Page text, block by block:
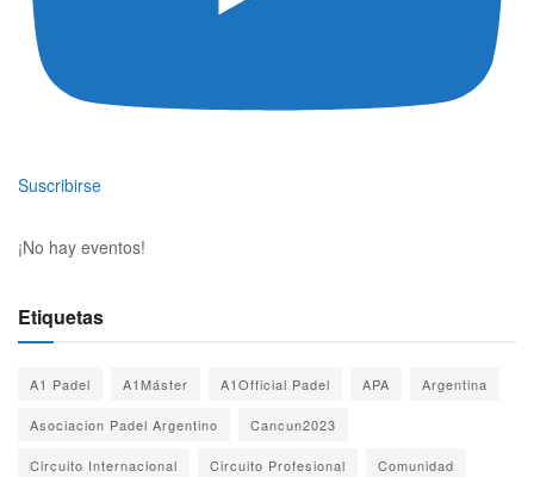
Suscribirse
¡No hay eventos!
Etiquetas
A1 Padel A1Máster A1Official Padel APA Argentina
Asociacion Padel Argentino Cancun2023
Circuito Internacional Circuito Profesional Comunidad